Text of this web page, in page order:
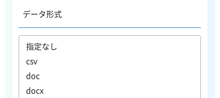
データ形式